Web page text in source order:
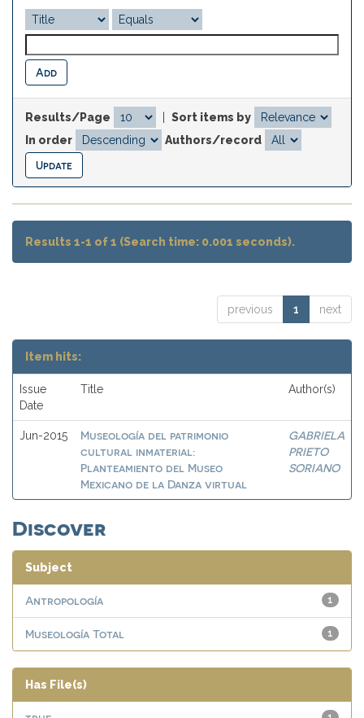
Results/Page
Sort items by
In order
Authors/record
Results 1-1 of 1 (Search time: 0.001 seconds).
previous 1 next
Item hits:
Issue
Date
Title Author(s)
Jun-2015
Museología del patrimonio
cultural inmaterial:
Planteamiento del Museo
Mexicano de la Danza virtual
GABRIELA
PRIETO
SORIANO
Discover
Subject
1
Antropología
1
Museología Total
Has File(s)